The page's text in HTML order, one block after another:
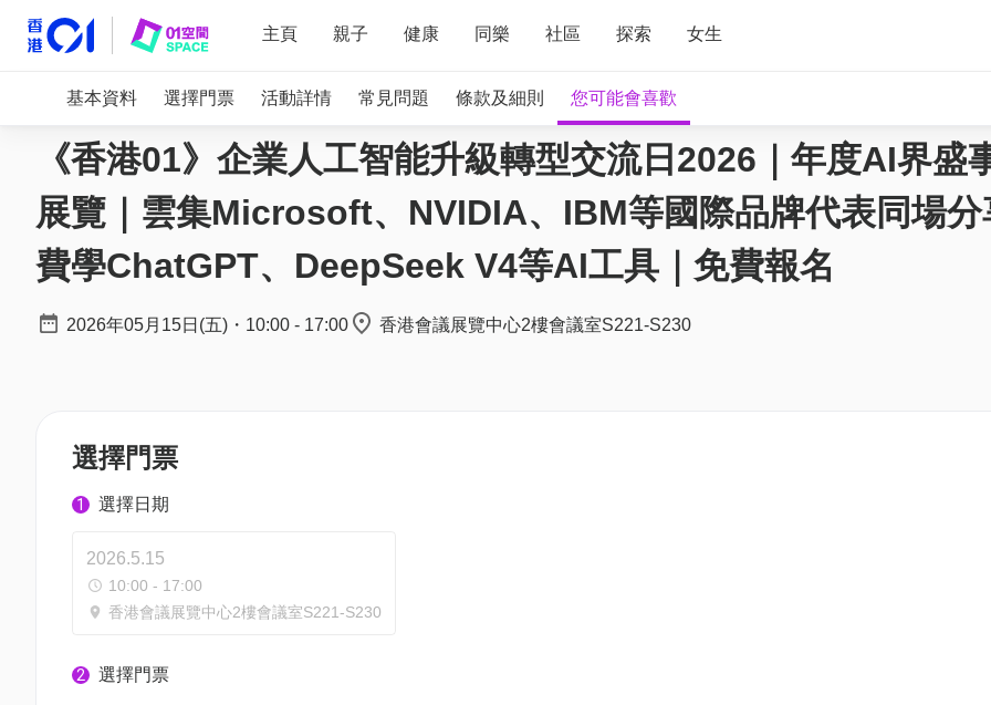
主頁 親子 健康 同樂 社區 探索 女生
基本資料 選擇門票 活動詳情 常見問題 條款及細則 您可能會喜歡
《香港01》企業人工智能升級轉型交流日2026｜年度AI界盛
展覽｜雲集Microsoft、NVIDIA、IBM等國際品牌代表同場分
費學ChatGPT、DeepSeek V4等AI工具｜免費報名
2026年05月15日(五) ・ 10:00 - 17:00 香港會議展覽中心2樓會議室S221-S230
選擇門票
1 選擇日期
2026.5.15
10:00 - 17:00
香港會議展覽中心2樓會議室S221-S230
2 選擇門票